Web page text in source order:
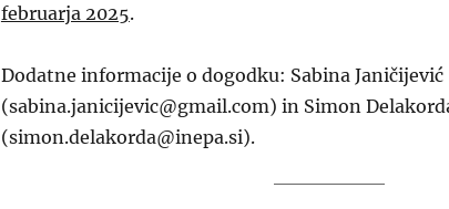
februarja 2025.
Dodatne informacije o dogodku: Sabina Janičijević
(sabina.janicijevic@gmail.com) in Simon
(simon.delakorda@inepa.si).